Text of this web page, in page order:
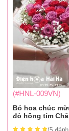
(#HNL-009VN)
Bó hoa chúc
đỏ hồng tím